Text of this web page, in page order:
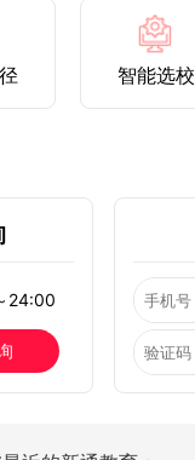
智能选校
24:00